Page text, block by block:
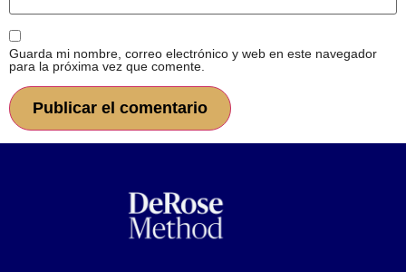
Guarda mi nombre, correo electrónico y web en este navegador
para la próxima vez que comente.